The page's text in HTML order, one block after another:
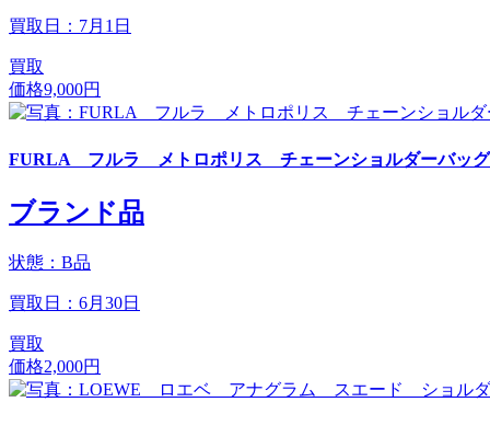
買取日：7月1日
買取
価格9,000円
FURLA フルラ メトロポリス チェーンショルダーバッグ
ブランド品
状態：B品
買取日：6月30日
買取
価格2,000円